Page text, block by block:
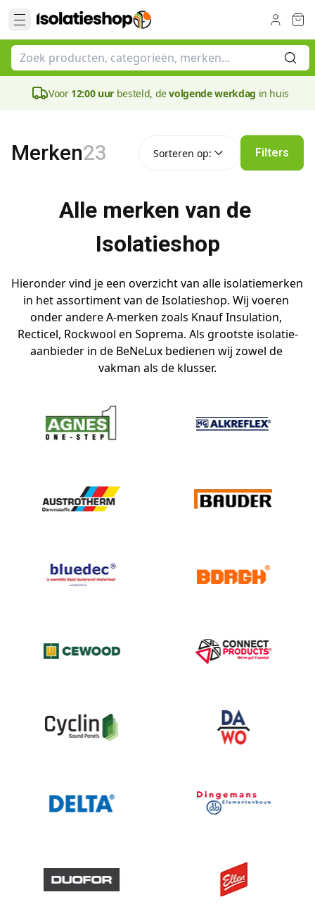
Voor 12:00 uur besteld, devolgende werkdag in huis
Merken23 Sorteren op: Filters
Alle merken van de
Isolatieshop
Hieronder vind je een overzicht van alle isolatiemerken
in het assortiment van de Isolatieshop. Wij voeren
onder andere A-merken zoals Knauf Insulation,
Recticel, Rockwool en Soprema. Als grootste isolatie-
aanbieder in de BeNeLux bedienen wij zowel de
vakman als de klusser.